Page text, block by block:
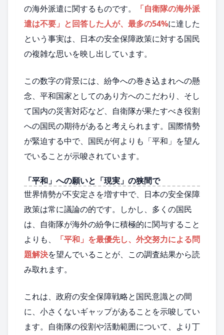
の海外派遣に関するものです。
「自衛隊の海外派
遣は不要」と回答した人が、最多の54%に達した
という事実は、日本の安全保障政策に対する国民
の複雑な思いを映し出しています。
この数字の背景には、紛争への巻き込まれへの懸
念、平和国家としてのあり方へのこだわり、そし
て国内の災害対応など、自衛隊が果たすべき役割
への国民の期待があると考えられます。国際情勢
が緊迫する中で、国民が何よりも「平和」を望ん
でいることが示唆されています。
「平和」への願いと「現実」の狭間で
世界情勢が不安定さを増す中で、日本の安全保障
政策は常に議論の的です。しかし、多くの国民
は、自衛隊が海外の紛争に積極的に関与すること
よりも、
「平和」を最優先し、外交努力による問
題解決を望んでいることが、この調査結果から読
み取れます。
これは、政府の安全保障戦略と国民意識との間
に、小さくないギャップがあることを示唆してい
ます。自衛隊の役割や活動範囲について、より丁